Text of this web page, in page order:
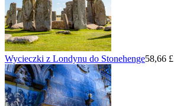
Wycieczki z Londynu do Stonehenge58,66 £